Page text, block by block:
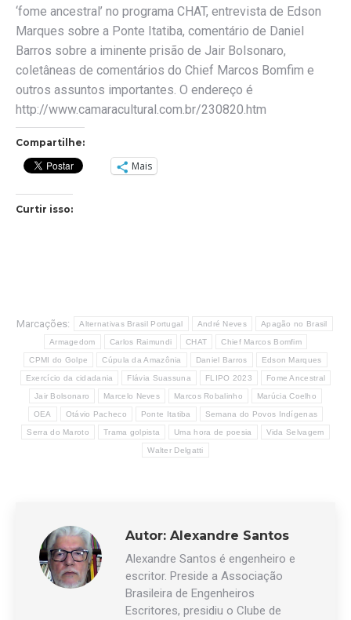
‘fome ancestral’ no programa CHAT, entrevista de Edson
Marques sobre a Ponte Itatiba, comentário de Daniel
Barros sobre a iminente prisão de Jair Bolsonaro,
coletâneas de comentários do Chief Marcos Bomfim e
outros assuntos importantes. O endereço é
http://www.camaracultural.com.br/230820.htm
Compartilhe:
Mais
Curtir isso:
Marcações: Alternativas Brasil Portugal André Neves Apagão no Brasil
Armagedom Carlos Raimundi CHAT Chief Marcos Bomfim
CPMI do Golpe Cúpula da Amazônia Daniel Barros Edson Marques
Exercício da cidadania Flávia Suassuna FLIPO 2023 Fome Ancestral
Jair Bolsonaro Marcelo Neves Marcos Robalinho Marúcia Coelho
OEA Otávio Pacheco Ponte Itatiba Semana do Povos Indígenas
Serra do Maroto Trama golpista Uma hora de poesia Vida Selvagem
Walter Delgatti
Autor: Alexandre Santos
Alexandre Santos é engenheiro e
escritor. Preside a Associação
Brasileira de Engenheiros
Escritores, presidiu o Clube de